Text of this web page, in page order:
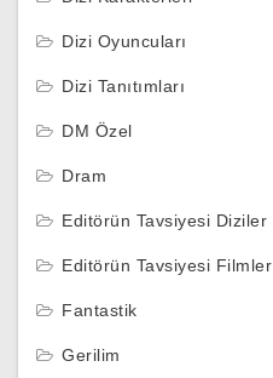
Dizi Oyuncuları
Dizi Tanıtımları
DM Özel
Dram
Editörün Tavsiyesi Diziler
Editörün Tavsiyesi Filmler
Fantastik
Gerilim